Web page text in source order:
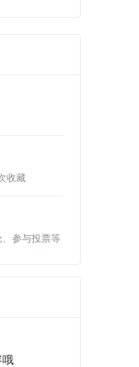
收藏
参与投票等
哦